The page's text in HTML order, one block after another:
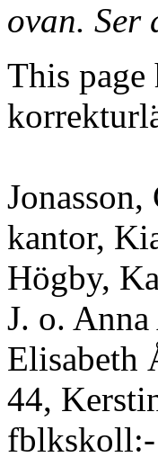
ovan. Ser
This page
kantor,
Högby,
J. o.
Elisabeth
44,
fblkskoll:-